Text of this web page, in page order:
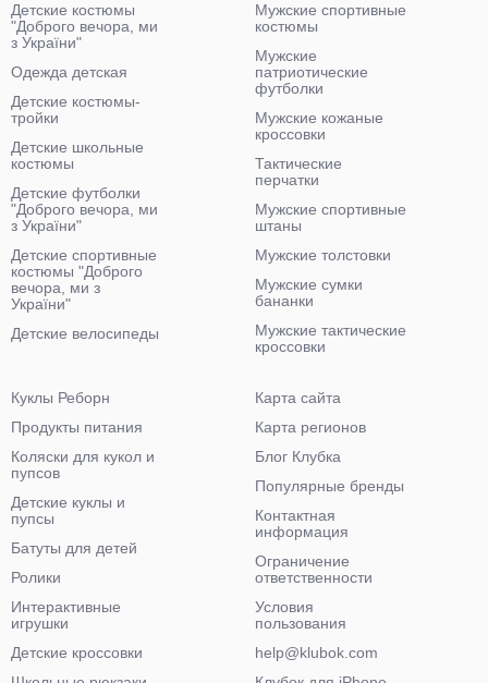
Детские костюмы
"Доброго вечора, ми
з України"
Одежда детская
Детские костюмы-
тройки
Детские школьные
костюмы
Детские футболки
"Доброго вечора, ми
з України"
Детские спортивные
костюмы "Доброго
вечора, ми з
України"
Детские велосипеды
Мужские спортивные
костюмы
Мужские
патриотические
футболки
Мужские кожаные
кроссовки
Тактические
перчатки
Мужские спортивные
штаны
Мужские толстовки
Мужские сумки
бананки
Мужские тактические
кроссовки
Куклы Реборн
Продукты питания
Коляски для кукол и
пупсов
Детские куклы и
пупсы
Батуты для детей
Ролики
Интерактивные
игрушки
Детские кроссовки
Карта сайта
Карта регионов
Блог Клубка
Популярные бренды
Контактная
информация
Ограничение
ответственности
Условия
пользования
help@klubok.com